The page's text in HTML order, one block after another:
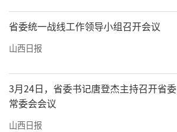
省委统一战线工作领导小组召开会议
山西日报
3月24日，省委书记唐登杰主持召开省委
常委会会议
山西日报